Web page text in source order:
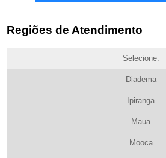
Regiões de Atendimento
Selecione:
Diadema
Ipiranga
Maua
Mooca